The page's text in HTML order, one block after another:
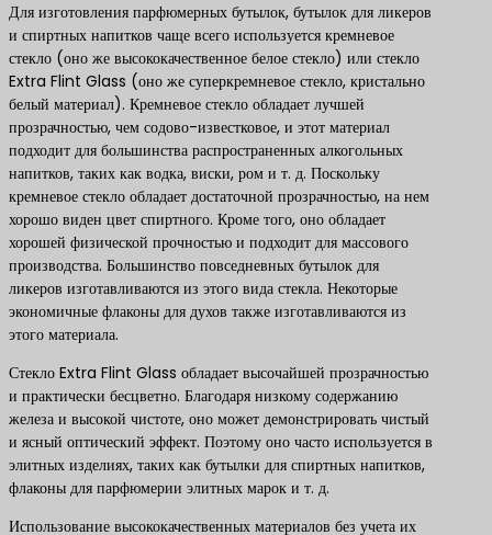
Для изготовления парфюмерных бутылок, бутылок для ликеров
и спиртных напитков чаще всего используется кремневое
стекло (оно же высококачественное белое стекло) или стекло
Extra Flint Glass (оно же суперкремневое стекло, кристально
белый материал). Кремневое стекло обладает лучшей
прозрачностью, чем содово-известковое, и этот материал
подходит для большинства распространенных алкогольных
напитков, таких как водка, виски, ром и т. д. Поскольку
кремневое стекло обладает достаточной прозрачностью, на нем
хорошо виден цвет спиртного. Кроме того, оно обладает
хорошей физической прочностью и подходит для массового
производства. Большинство повседневных бутылок для
ликеров изготавливаются из этого вида стекла. Некоторые
экономичные флаконы для духов также изготавливаются из
этого материала.
Стекло Extra Flint Glass обладает высочайшей прозрачностью
и практически бесцветно. Благодаря низкому содержанию
железа и высокой чистоте, оно может демонстрировать чистый
и ясный оптический эффект. Поэтому оно часто используется в
элитных изделиях, таких как бутылки для спиртных напитков,
флаконы для парфюмерии элитных марок и т. д.
Использование высококачественных материалов без учета их